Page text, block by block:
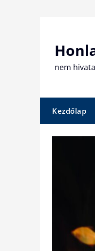
nem
Kezdőlap